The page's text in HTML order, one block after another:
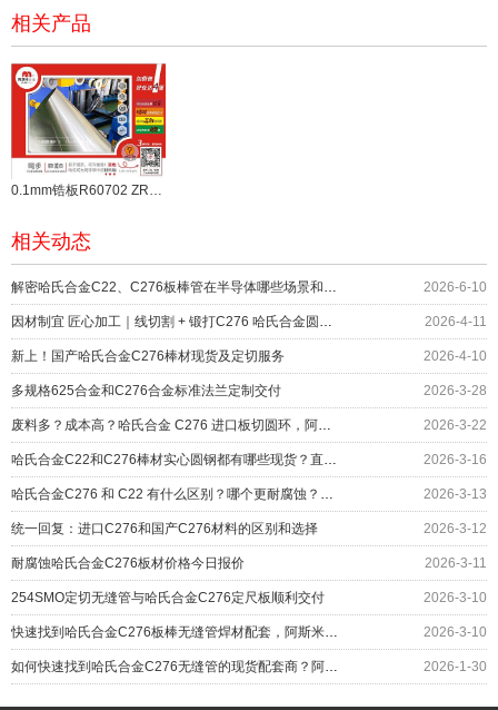
相关产品
0.1mm锆板R60702 ZR702箔带现货供应
相关动态
解密哈氏合金C22、C276板棒管在半导体哪些场景和部位上应用？ 2026-6-10
因材制宜 匠心加工｜线切割 + 锻打C276 哈氏合金圆环服务化工设备 2026-4-11
新上！国产哈氏合金C276棒材现货及定切服务 2026-4-10
多规格625合金和C276合金标准法兰定制交付 2026-3-28
废料多？成本高？哈氏合金 C276 进口板切圆环，阿斯米帮您…… 2026-3-22
哈氏合金C22和C276棒材实心圆钢都有哪些现货？直径对照表 2026-3-16
哈氏合金C276 和 C22 有什么区别？哪个更耐腐蚀？应用如何 2026-3-13
统一回复：进口C276和国产C276材料的区别和选择 2026-3-12
耐腐蚀哈氏合金C276板材价格今日报价 2026-3-11
254SMO定切无缝管与哈氏合金C276定尺板顺利交付 2026-3-10
快速找到哈氏合金C276板棒无缝管焊材配套，阿斯米给您更多 2026-3-10
如何快速找到哈氏合金C276无缝管的现货配套商？阿斯米给您答案 2026-1-30